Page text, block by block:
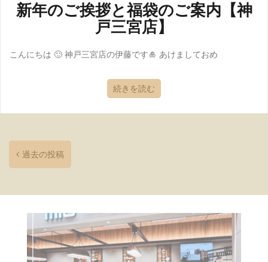
新年のご挨拶と福袋のご案内【神
戸三宮店】
こんにちは 🙂 神戸三宮店の伊藤です🎍 あけましておめ
続きを読む
過去の投稿